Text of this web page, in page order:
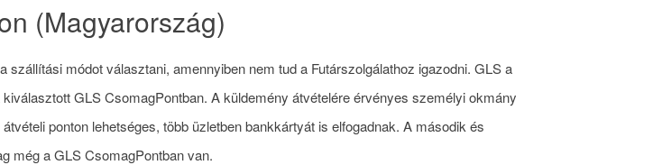
(Magyarország)
módot választani, amennyiben nem tud a Futárszolgálathoz igazodni. GLS a
GLS CsomagPontban. A küldemény átvételére érvényes személyi okmány
ponton lehetséges, több üzletben bankkártyát is elfogadnak. A második és
még a GLS CsomagPontban van.